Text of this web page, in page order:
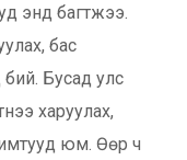
энд багтжээ.
бас
бий. Бусад улс
харуулах,
юм. Өөр ч